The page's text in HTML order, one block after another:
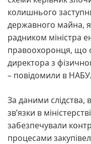
колишнього
державного майна,
радником міністра
правоохоронця, що
директора з
– повідомили в НАБУ.
За даними слідства,
зв’язки в
забезпечували
процесами